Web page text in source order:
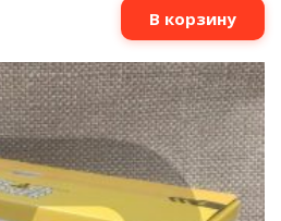
В корзину